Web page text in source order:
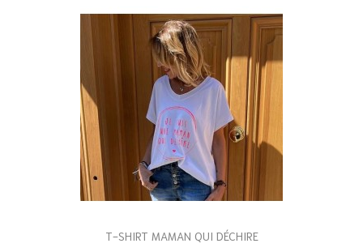
T-SHIRT MAMAN QUI DÉCHIRE